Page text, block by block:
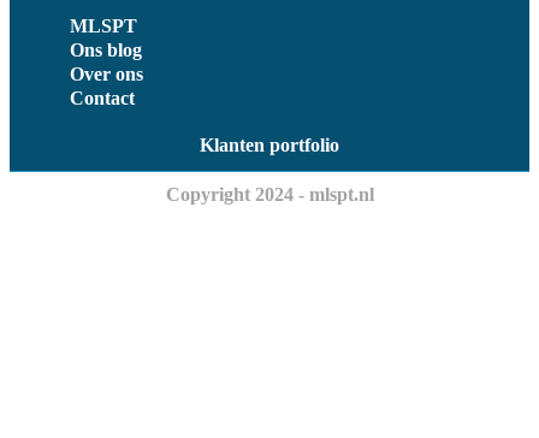
MLSPT
Ons blog
Over ons
Contact
Klanten portfolio
Copyright 2024 - mlspt.nl